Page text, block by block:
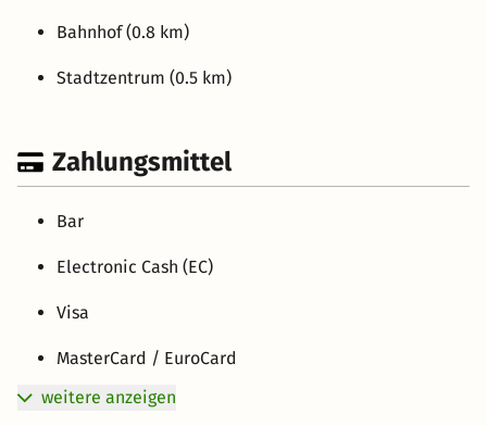
Bahnhof (0.8 km)
Stadtzentrum (0.5 km)
Zahlungsmittel
Bar
Electronic Cash (EC)
Visa
MasterCard / EuroCard
weitere anzeigen